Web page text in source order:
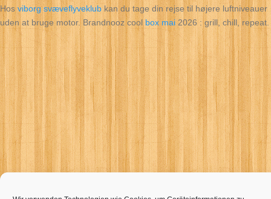
Hosviborg svæveflyveklubkan du tage din rejse til højere luftniveauer
uden at bruge motor. Brandnooz coolbox mai2026 : grill, chill, repeat.